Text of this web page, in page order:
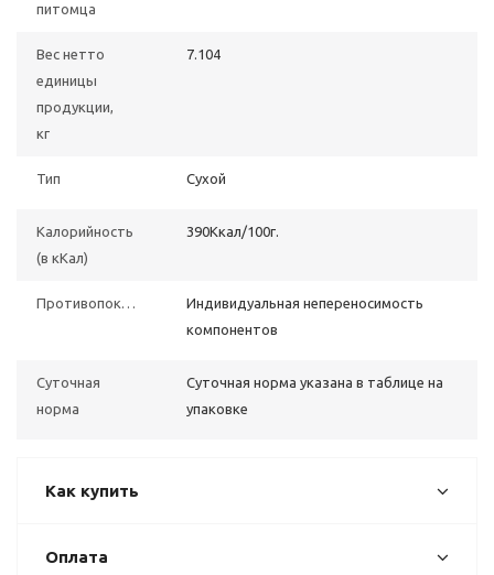
питомца
Вес нетто
единицы
продукции,
кг
7.104
Тип Сухой
Калорийность
(в кКал)
390Ккал/100г.
Противопоказания
Индивидуальная непереносимость
компонентов
Суточная
норма
Суточная норма указана в таблице на
упаковке
Как купить
Оплата